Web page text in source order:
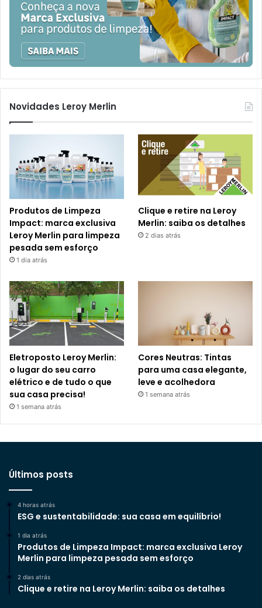
Novidades Leroy Merlin
Produtos de Limpeza
Impact: marca exclusiva
Leroy Merlin para limpeza
pesada sem esforço
1 dia atrás
Clique e retire na Leroy
Merlin: saiba os detalhes
2 dias atrás
Eletroposto Leroy Merlin:
o lugar do seu carro
elétrico e de tudo o que
sua casa precisa!
1 semana atrás
Cores Neutras: Tintas
para uma casa elegante,
leve e acolhedora
1 semana atrás
Últimos posts
4 horas atrás
ESG e sustentabilidade: sua casa em equilíbrio!
1 dia atrás
Produtos de Limpeza Impact: marca exclusiva Leroy
Merlin para limpeza pesada sem esforço
2 dias atrás
Clique e retire na Leroy Merlin: saiba os detalhes